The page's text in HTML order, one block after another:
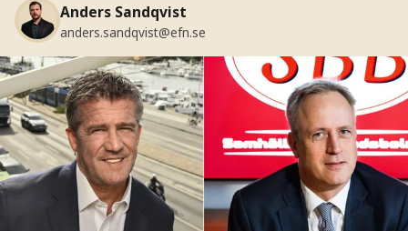
Anders Sandqvist
anders.sandqvist@efn.se